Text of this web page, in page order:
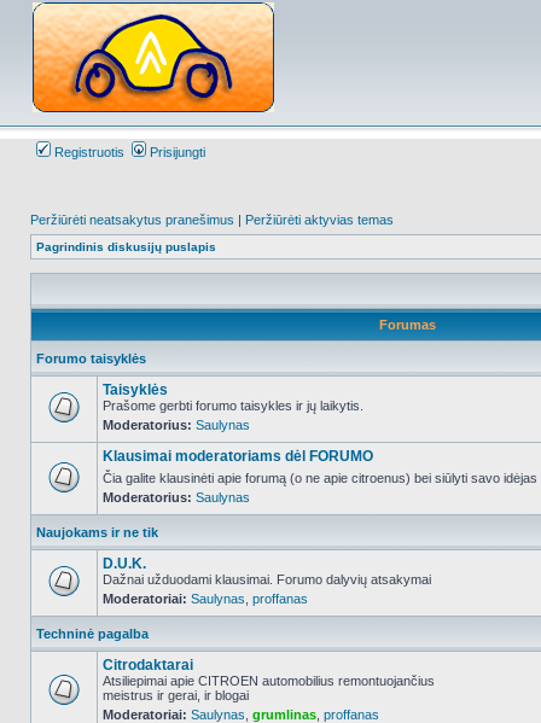
Registruotis Prisijungti
Peržiūrėti neatsakytus pranešimus | Peržiūrėti aktyvias temas
Pagrindinis diskusijų puslapis
Forumas
Forumo taisyklės
NO_UNREAD_POSTS
Taisyklės
Prašome gerbti forumo taisykles ir jų laikytis.
Moderatorius: Saulynas
NO_UNREAD_POSTS
Klausimai moderatoriams dėl FORUMO
Čia galite klausinėti apie forumą (o ne apie citroenus) bei siūlyti savo
Moderatorius: Saulynas
Naujokams ir ne tik
NO_UNREAD_POSTS
D.U.K.
Dažnai užduodami klausimai. Forumo dalyvių atsakymai
Moderatoriai: Saulynas proffanas
Techninė pagalba
NO_UNREAD_POSTS
Citrodaktarai
Atsiliepimai apie CITROEN automobilius remontuojančius
meistrus ir gerai, ir blogai
Moderatoriai: Saulynas grumlinas proffanas